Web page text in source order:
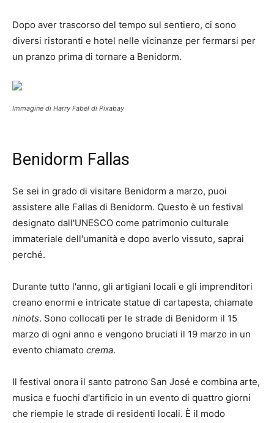
Dopo aver trascorso del tempo sul sentiero, ci sono
diversi ristoranti e hotel nelle vicinanze per fermarsi per
un pranzo prima di tornare a Benidorm.
Immagine di Harry Fabel di Pixabay
Benidorm Fallas
Se sei in grado di visitare Benidorm a marzo, puoi
assistere alle Fallas di Benidorm. Questo è un festival
designato dall'UNESCO come patrimonio culturale
immateriale dell'umanità e dopo averlo vissuto, saprai
perché.
Durante tutto l'anno, gli artigiani locali e gli imprenditori
creano enormi e intricate statue di cartapesta, chiamate
ninots. Sono collocati per le strade di Benidorm il 15
marzo di ogni anno e vengono bruciati il ​​19 marzo in un
evento chiamato crema.
Il festival onora il santo patrono San José e combina arte,
musica e fuochi d'artificio in un evento di quattro giorni
che riempie le strade di residenti locali. È il modo